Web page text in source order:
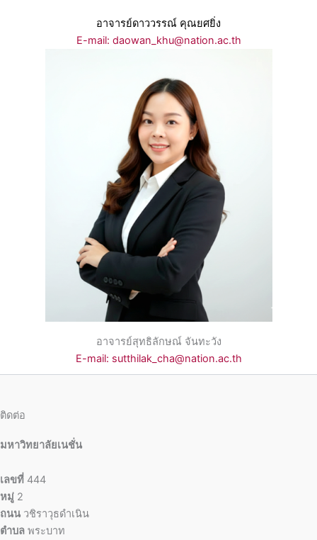
อาจารย์ดาววรรณ์ คุณยศยิ่ง
E-mail: daowan_khu@nation.ac.th
อาจารย์สุทธิลักษณ์ จันทะวัง
E-mail: sutthilak_cha@nation.ac.th
ติดต่อ
มหาวิทยาลัยเนชั่น
เลขที่ 444
หมู่ 2
ถนน วชิราวุธดำเนิน
ตำบล พระบาท